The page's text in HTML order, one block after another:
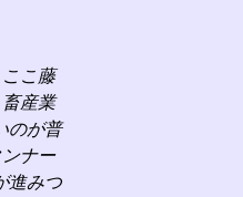
こ藤
産業
のが普
ナー
進みつ